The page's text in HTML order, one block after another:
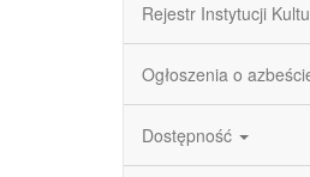
Rejestr Instytucji
Ogłoszenia o
Dostępność